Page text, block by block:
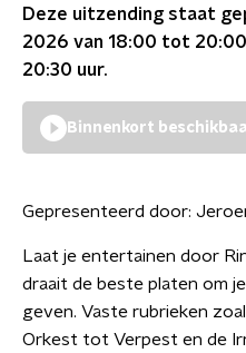
Deze uitzending staat
2026 van 18:00 tot 20:00
20:30 uur.
Binnenkort
Gepresenteerd door:
Laat je entertainen door
draait de beste platen om
geven. Vaste rubrieken
Orkest tot Verpest en de